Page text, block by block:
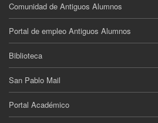
Comunidad de Antiguos Alumnos
Portal de empleo Antiguos Alumnos
Biblioteca
San Pablo Mail
Portal Académico